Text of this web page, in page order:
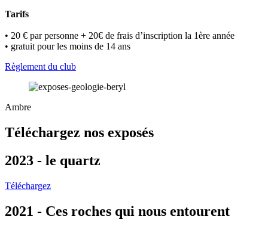
Tarifs
• 20 € par personne + 20€ de frais d’inscription la 1ère année
• gratuit pour les moins de 14 ans
Règlement du club
Ambre
Téléchargez nos exposés
2023 - le quartz
Téléchargez
2021 - Ces roches qui nous entourent